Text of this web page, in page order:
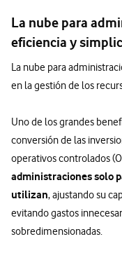
La nube para
eficiencia y
La nube para
en la gestión de los
Uno de los grandes
conversión de las
operativos controlados
administraciones solo
utilizan, ajustando su
evitando gastos
sobredimensionadas.